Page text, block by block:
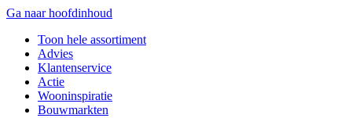
Ga naar hoofdinhoud
Toon hele assortiment
Advies
Klantenservice
Actie
Wooninspiratie
Bouwmarkten